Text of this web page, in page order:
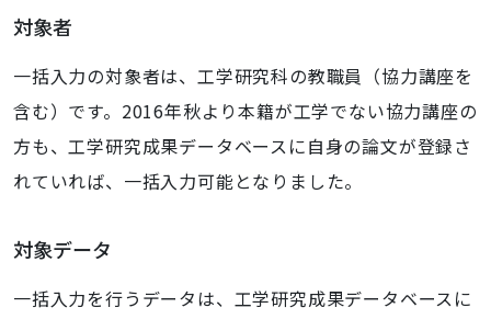
対象者
一括入力の対象者は、工学研究科の教職員（協力講座を
含む）です。2016年秋より本籍が工学でない協力講座の
方も、工学研究成果データベースに自身の論文が登録さ
れていれば、一括入力可能となりました。
対象データ
一括入力を行うデータは、工学研究成果データベースに